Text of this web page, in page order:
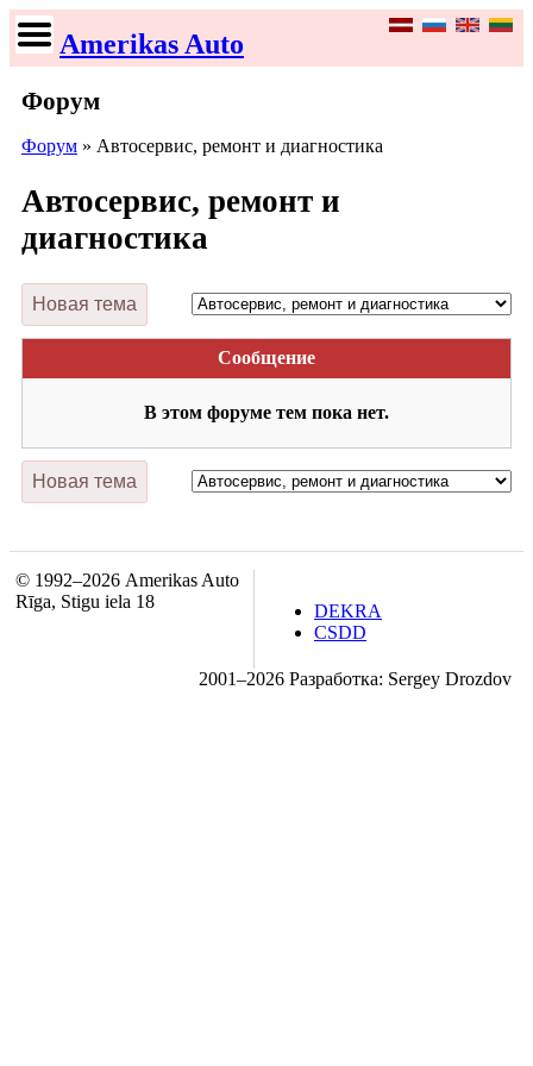
Amerikas Auto
Форум
Форум » Автосервис, ремонт и диагностика
Автосервис, ремонт и
диагностика
Сообщение
В этом форуме тем пока нет.
© 1992–2026 Amerikas Auto
Rīga, Stigu iela 18
DEKRA
CSDD
2001–2026 Разработка: Sergey Drozdov